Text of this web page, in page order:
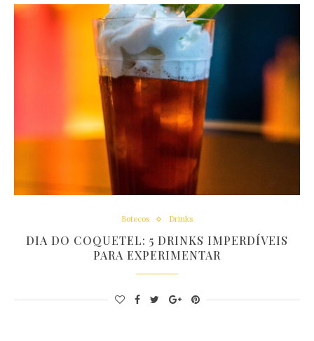
Botecos Drinks
DIA DO COQUETEL: 5 DRINKS IMPERDÍVEIS
PARA EXPERIMENTAR